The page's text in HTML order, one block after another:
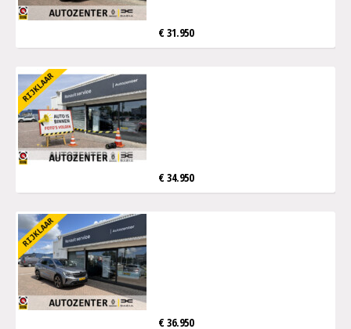
€ 31.950
€ 34.950
€ 36.950